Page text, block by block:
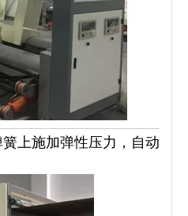
上施加弹性压力，自动调